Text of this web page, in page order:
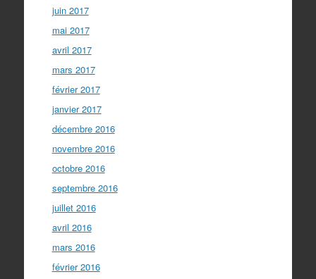
juin 2017
mai 2017
avril 2017
mars 2017
février 2017
janvier 2017
décembre 2016
novembre 2016
octobre 2016
septembre 2016
juillet 2016
avril 2016
mars 2016
février 2016